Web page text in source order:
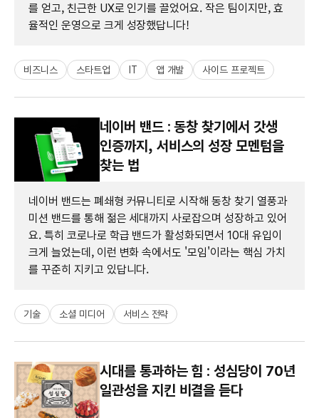
를 얻고, 친근한 UX로 인기를 끌었어요. 작은 팀이지만, 효
율적인 운영으로 크게 성장했답니다!
비즈니스 스타트업 IT 앱 개발 사이드 프로젝트
네이버 밴드 : 동창 찾기에서 갓생
인증까지, 서비스의 성장 모멘텀을
찾는 법
네이버 밴드는 폐쇄형 커뮤니티로 시작해 동창 찾기 열풍과
미션 밴드를 통해 젊은 세대까지 사로잡으며 성장하고 있어
요. 특히 코로나로 학급 밴드가 활성화되면서 10대 유입이
크게 늘었는데, 이런 변화 속에서도 '모임'이라는 핵심 가치
를 꾸준히 지키고 있답니다.
기술 소셜 미디어 서비스 전략
시대를 통과하는 힘 : 성심당이 70년
일관성을 지킨 비결을 듣다